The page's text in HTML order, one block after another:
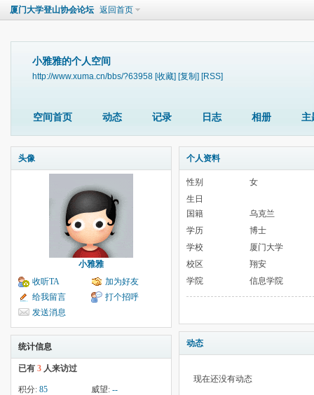
厦门大学登山协会论坛 返回首页
小雅雅的个人空间
http://www.xuma.cn/bbs/?63958 [收藏] [复制] [RSS]
空间首页 动态 记录 日志 相册 主
头像
小雅雅
收听TA
加为好友
给我留言
打个招呼
发送消息
统计信息
已有 3 人来访过
积分: 85 威望: --
个人资料
性别
女
生日
国籍
乌克兰
学历
博士
学校
厦门大学
校区
翔安
学院
信息学院
动态
现在还没有动态